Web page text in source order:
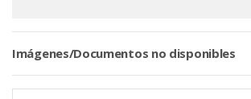
Imágenes/Documentos no disponibles